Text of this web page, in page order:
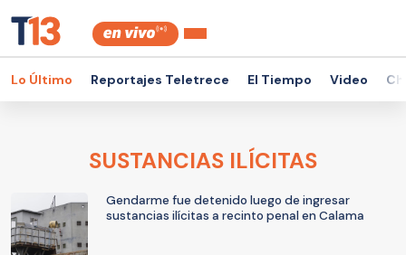
Lo Último Reportajes Teletrece El Tiempo Video
SUSTANCIAS ILÍCITAS
Gendarme fue detenido luego de ingresar
sustancias ilícitas a recinto penal en Calama